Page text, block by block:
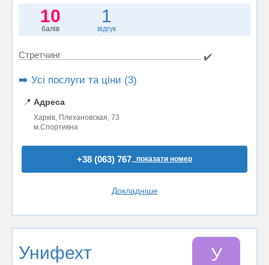
10
балів
1
відгук
Стретчинг ✔️
➡️ Усі послуги та ціни (3)
📍 Адреса
Харків, Плехановская, 73
м.Спортивна
+38 (063) 767..показати номер
Докладніше
Унифехт У